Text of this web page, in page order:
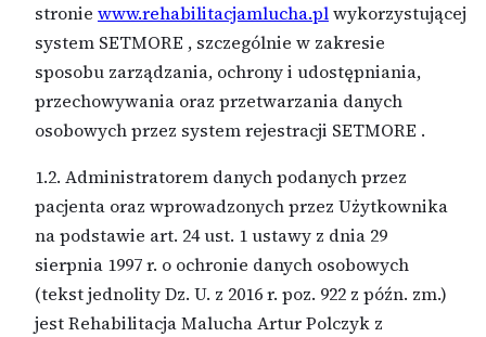
stronie www.rehabilitacjamlucha.plwykorzystującej
system SETMORE , szczególnie w zakresie
sposobu zarządzania, ochrony i udostępniania,
przechowywania oraz przetwarzania danych
osobowych przez system rejestracji SETMORE .
1.2. Administratorem danych podanych przez
pacjenta oraz wprowadzonych przez Użytkownika
na podstawie art. 24 ust. 1 ustawy z dnia 29
sierpnia 1997 r. o ochronie danych osobowych
(tekst jednolity Dz. U. z 2016 r. poz. 922 z późn. zm.)
jest Rehabilitacja Malucha Artur Polczyk z